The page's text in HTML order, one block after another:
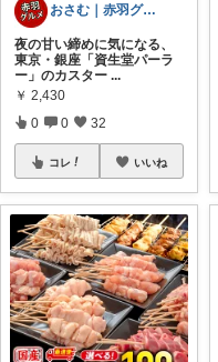
おさむ｜赤羽グルメ&穴場スポット
夜の甘い締めに気になる、
東京・銀座「資生堂パーラ
ー」のカスター ...
￥ 2,430
0 0 32
コレ いいね